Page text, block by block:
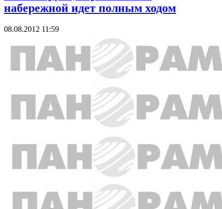
набережной идет полным ходом
08.08.2012 11:59